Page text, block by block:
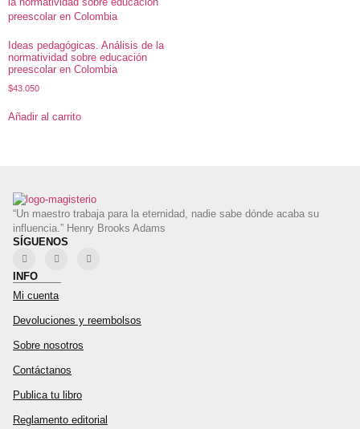
Ideas pedagógicas. Análisis de la
normatividad sobre educación
preescolar en Colombia
$43.050
Añadir al carrito
“Un maestro trabaja para la eternidad, nadie sabe dónde acaba su
influencia.” Henry Brooks Adams
SÍGUENOS
INFO
Mi cuenta
Devoluciones y reembolsos
Sobre nosotros
Contáctanos
Publica tu libro
Reglamento editorial